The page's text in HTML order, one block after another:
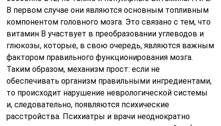
В первом случае они являются основным топливным
компонентом головного мозга. Это связано с тем, что
витамин B участвует в преобразовании углеводов и
глюкозы, которые, в свою очередь, являются важным
фактором правильного функционирования мозга.
Таким образом, механизм прост: если не
обеспечивать организм правильными ингредиентами,
то происходит нарушение неврологической системы
и, следовательно, появляются психические
расстройства. Психиатры и врачи неоднократно